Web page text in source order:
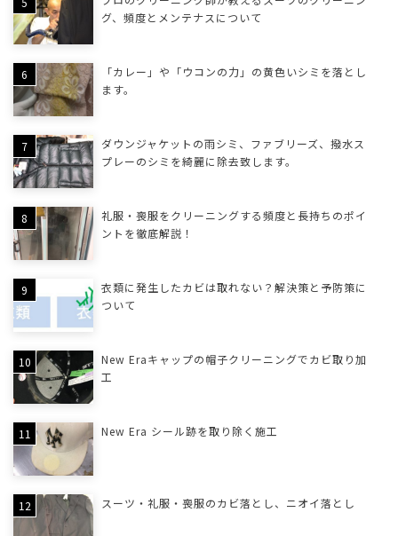
グ、頻度とメンテナスについて
「カレー」や「ウコンの力」の黄色いシミを落とし
ます。
ダウンジャケットの雨シミ、ファブリーズ、撥水ス
プレーのシミを綺麗に除去致します。
礼服・喪服をクリーニングする頻度と長持ちのポイ
ントを徹底解説！
衣類に発生したカビは取れない？解決策と予防策に
ついて
New Eraキャップの帽子クリーニングでカビ取り加
工
New Era シール跡を取り除く施工
スーツ・礼服・喪服のカビ落とし、ニオイ落とし